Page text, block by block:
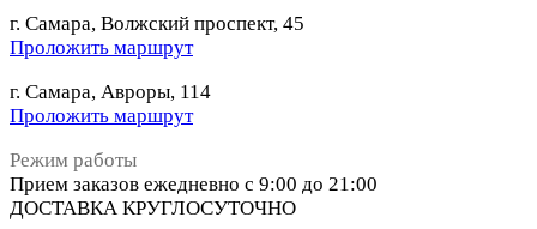
г. Самара, Волжский проспект, 45
Проложить маршрут
г. Самара, Авроры, 114
Проложить маршрут
Режим работы
Прием заказов ежедневно с 9:00 до 21:00
ДОСТАВКА КРУГЛОСУТОЧНО